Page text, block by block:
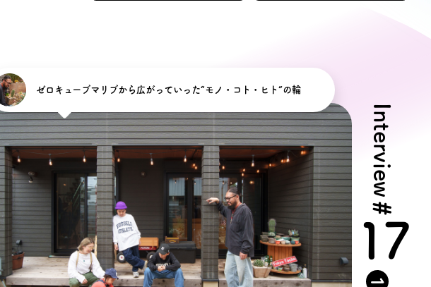
お電話
営業時間: AM9:30-PM8:00
定休: 水曜・第一火曜
船橋スタジオ 0120-787-221
さいたまスタジオ 0120-757-221
公式アカウント
ゼロキューブマリブから広がっていった“モノ・コト・ヒト”の輪
Interview
#
17